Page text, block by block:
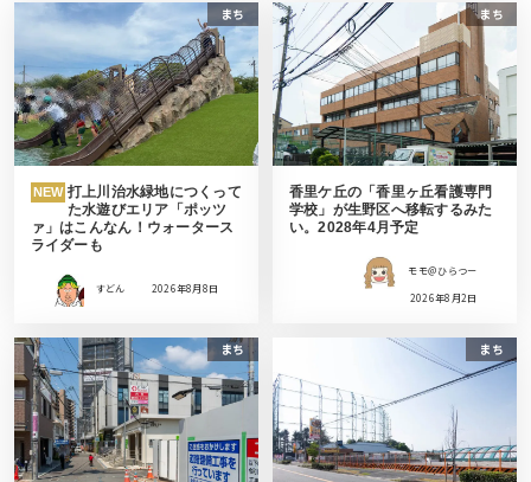
まち
NEW 打上川治水緑地につくって
た水遊びエリア「ポッツ
ァ」はこんなん！ウォータース
ライダーも
すどん 2026年8月8日
まち
香里ケ丘の「香里ヶ丘看護専門
学校」が生野区へ移転するみた
い。2028年4月予定
モモ＠ひらつー
2026年8月2日
まち まち